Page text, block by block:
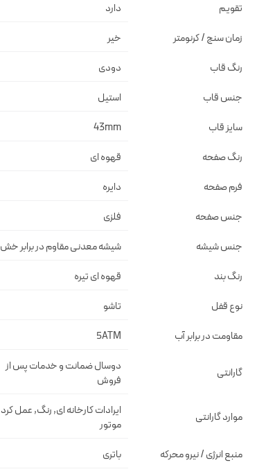
تقویم دارد
زمان سنج / کرنومتر خیر
رنگ قاب دودى
جنس قاب استيل
سایز قاب 43mm
رنگ صفحه قهوه اى
فرم صفحه دايره
جنس صفحه فلزى
جنس شیشه شيشه معدنى مقاوم در برابر خش
رنگ بند قهوه اى تيره
نوع قفل تاشو
مقاومت در برابر آب 5ATM
گارانتی
دوسال ضمانت و خدمات پس از
فروش
موارد گارانتی
ایرادات کارخانه ای, رنگ, عمل کرد
موتور
منبع انرژی / نیرو محرکه باتری